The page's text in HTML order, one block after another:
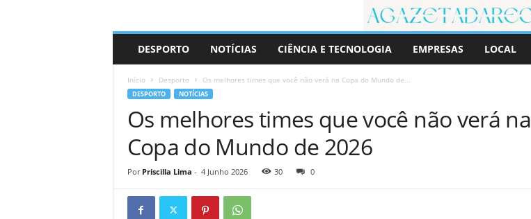
r
DESPORTO NOTÍCIAS CIÊNCIA E TECNOLOGIA EMPRESAS LOCAL
Início Desporto Os melhores times que você não verá na Copa do Mundo de...
DESPORTO NOTÍCIAS
Os melhores times que você não verá na
Copa do Mundo de 2026
Por Priscilla Lima - 4 Junho 2026 30 0